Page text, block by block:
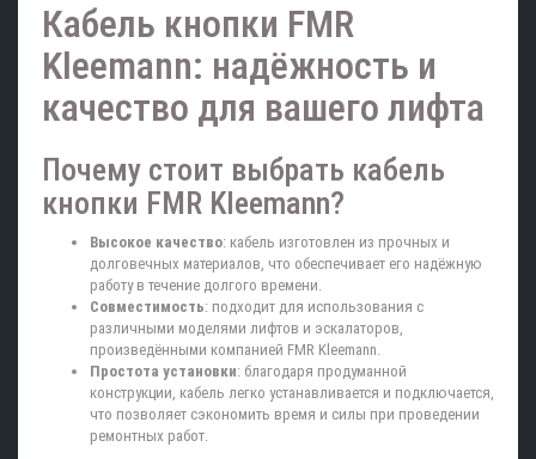
Кабель кнопки FMR
Kleemann: надёжность и
качество для вашего лифта
Почему стоит выбрать кабель
кнопки FMR Kleemann?
Высокое качество: кабель изготовлен из прочных и
долговечных материалов, что обеспечивает его надёжную
работу в течение долгого времени.
Совместимость: подходит для использования с
различными моделями лифтов и эскалаторов,
произведёнными компанией FMR Kleemann.
Простота установки: благодаря продуманной
конструкции, кабель легко устанавливается и подключается,
что позволяет сэкономить время и силы при проведении
ремонтных работ.